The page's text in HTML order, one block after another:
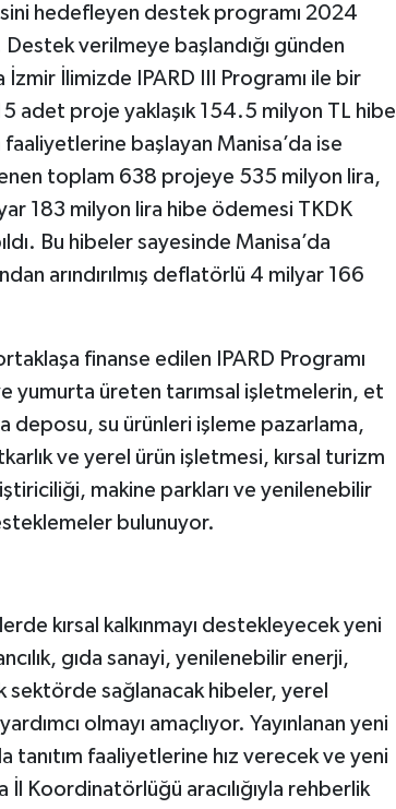
hedefleyen destek programı 2024
Destek verilmeye başlandığı günden
İlimizde IPARD III Programı ile bir
adet proje yaklaşık 154.5 milyon TL hibe
faaliyetlerine başlayan Manisa’da ise
toplam 638 projeye 535 milyon lira,
183 milyon lira hibe ödemesi TKDK
Bu hibeler sayesinde Manisa’da
arındırılmış deflatörlü 4 milyar 166
finanse edilen IPARD Programı
yumurta üreten tarımsal işletmelerin, et
deposu, su ürünleri işleme pazarlama,
ve yerel ürün işletmesi, kırsal turizm
makine parkları ve yenilenebilir
bulunuyor.
kırsal kalkınmayı destekleyecek yeni
gıda sanayi, yenilenebilir enerji,
sektörde sağlanacak hibeler, yerel
olmayı amaçlıyor. Yayınlanan yeni
tanıtım faaliyetlerine hız verecek ve yeni
Koordinatörlüğü aracılığıyla rehberlik